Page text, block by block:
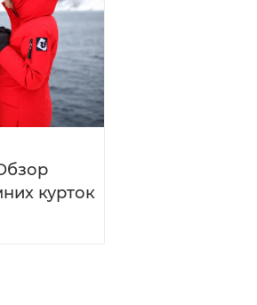
гаджетов
выведена в карманы —
внешних кулисок
длины:
манжеты:
продувание
на молниях — для ценных
курток